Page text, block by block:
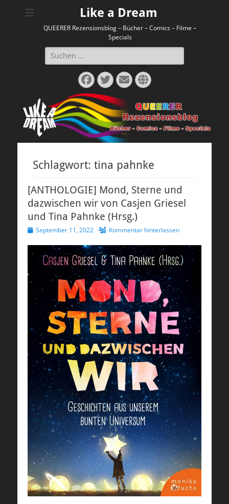
Like a Dream
QUEERER Rezensionsblog – Bücher – Comics – Filme –
Specials
Suchen
nach:
Facebook
Twitter
E-
Mail
Website
Schlagwort: tina pahnke
[ANTHOLOGIE] Mond, Sterne und
dazwischen wir von Casjen Griesel
und Tina Pahnke (Hrsg.)
Veröffentlicht
September 11, 2022 Kommentar hinterlassen